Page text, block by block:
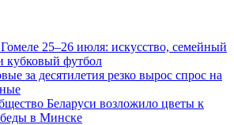
25–26 июля: искусство, семейный
кубковый футбол
за десятилетия резко вырос спрос на
Беларуси возложило цветы к
в Минске